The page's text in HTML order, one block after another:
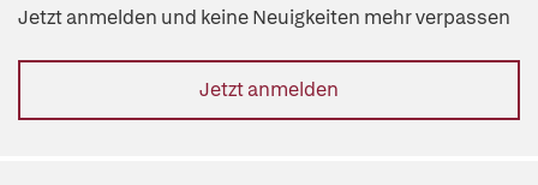
Jetzt anmelden und keine Neuigkeiten mehr verpassen
Jetzt anmelden